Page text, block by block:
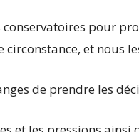
pour
et nous
de prendre les